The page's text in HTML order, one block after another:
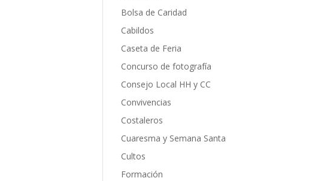
Bolsa de Caridad
Cabildos
Caseta de Feria
Concurso de fotografía
Consejo Local HH y CC
Convivencias
Costaleros
Cuaresma y Semana Santa
Cultos
Formación